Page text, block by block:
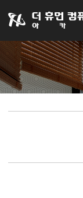
031-252-
아카데미소개
인사말
시설안내